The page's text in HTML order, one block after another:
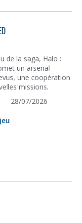
de la saga, Halo :
un arsenal
une coopération
missions.
28/07/2026